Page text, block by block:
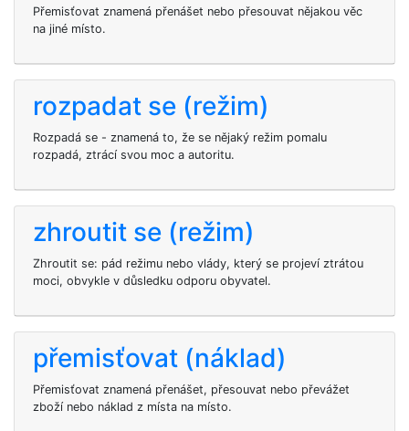
Přemisťovat znamená přenášet nebo přesouvat nějakou věc
na jiné místo.
rozpadat se (režim)
Rozpadá se - znamená to, že se nějaký režim pomalu
rozpadá, ztrácí svou moc a autoritu.
zhroutit se (režim)
Zhroutit se: pád režimu nebo vlády, který se projeví ztrátou
moci, obvykle v důsledku odporu obyvatel.
přemisťovat (náklad)
Přemisťovat znamená přenášet, přesouvat nebo převážet
zboží nebo náklad z místa na místo.